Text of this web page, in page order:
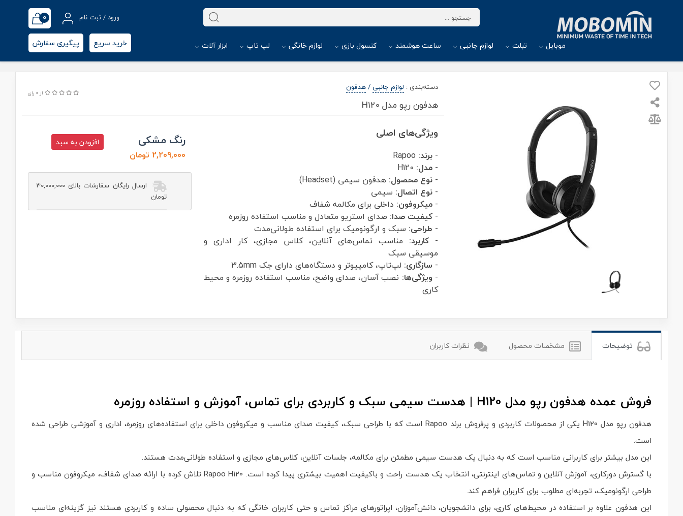
ورود / ثبت نام 0
موبایل تبلت لوازم جانبی ساعت هوشمند کنسول بازی لوازم خانگی لپ تاپ ابزار آلات خرید سریع پیگیری سفارش
دسته‌بندی : لوازم جانبی /هدفون
هدفون رپو مدل H120
از 0 رای
ویژگی‌های اصلی
-برند:
-مدل:
-نوع محصول: هدفون سیمی (Headset)
-نوع اتصال: سیمی
-میکروفون: داخلی برای مکالمه شفاف
-کیفیت صدا: صدای استریو متعادل و مناسب استفاده روزمره
- طراحی: سبک و ارگونومیک برای استفاده طولانی‌مدت
-کاربرد: مناسب تماس‌های آنلاین، کلاس مجازی، کار اداری و
موسیقی سبک
- سازگاری: لپ‌تاپ، کامپیوتر و دستگاه‌های دارای جک 3.5mm
- ویژگی‌ها: نصب آسان، صدای واضح، مناسب استفاده روزمره و محیط
کاری
رنگ مشکی
2,209,000 تومان
افزودن به سبد
ارسال رایگان سفارشات بالای 30,000,000
تومان
توضیحات مشخصات محصول نظرات کاربران
فروش عمده هدفون رپو مدل H120 | هدست سیمی سبک و کاربردی برای تماس، آموزش و استفاده روزمره
هدفون رپو مدل H120 یکی از محصولات کاربردی و پرفروش برند Rapoo است که با طراحی سبک، کیفیت صدای مناسب و میکروفون داخلی برای استفاده‌های روزمره، اداری و آموزشی طراحی شده
است.
این مدل بیشتر برای کاربرانی مناسب است که به دنبال یک هدست سیمی مطمئن برای مکالمه، جلسات آنلاین، کلاس‌های مجازی و استفاده طولانی‌مدت هستند.
با گسترش دورکاری، آموزش آنلاین و تماس‌های اینترنتی، انتخاب یک هدست راحت و باکیفیت اهمیت بیشتری پیدا کرده است. Rapoo H120 تلاش کرده با ارائه صدای شفاف، میکروفون مناسب و
طراحی ارگونومیک، تجربه‌ای مطلوب برای کاربران فراهم کند.
این هدفون علاوه بر استفاده در محیط‌های کاری، برای دانشجویان، دانش‌آموزان، اپراتورهای مراکز تماس و حتی کاربران خانگی که به دنبال محصولی ساده و کاربردی هستند نیز گزینه‌ای مناسب